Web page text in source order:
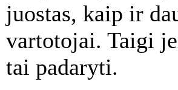
juostas, kaip ir
vartotojai. Taigi
tai padaryti.